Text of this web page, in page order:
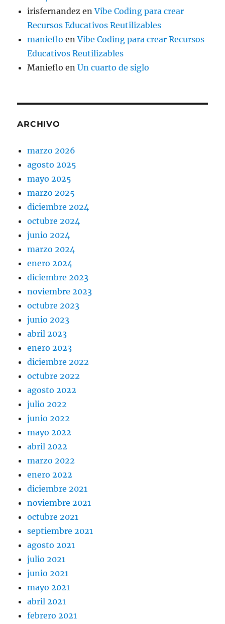
irisfernandez enVibe Coding para crear
Recursos Educativos Reutilizables
manieflo enVibe Coding para crear Recursos
Educativos Reutilizables
Manieflo enUn cuarto de siglo
ARCHIVO
marzo 2026
agosto 2025
mayo 2025
marzo 2025
diciembre 2024
octubre 2024
junio 2024
marzo 2024
enero 2024
diciembre 2023
noviembre 2023
octubre 2023
junio 2023
abril 2023
enero 2023
diciembre 2022
octubre 2022
agosto 2022
julio 2022
junio 2022
mayo 2022
abril 2022
marzo 2022
enero 2022
diciembre 2021
noviembre 2021
octubre 2021
septiembre 2021
agosto 2021
julio 2021
junio 2021
mayo 2021
abril 2021
febrero 2021